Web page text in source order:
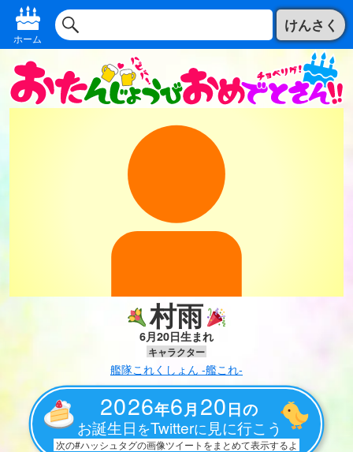
ホーム
けんさく
村雨
6月20日生まれ
キャラクター
艦隊これくしょん -艦これ-
2026年6月 20日の
お誕生日 をTwitterに 見に行こう
次の#ハッシュタグの画像ツイートをまとめて表示するよ